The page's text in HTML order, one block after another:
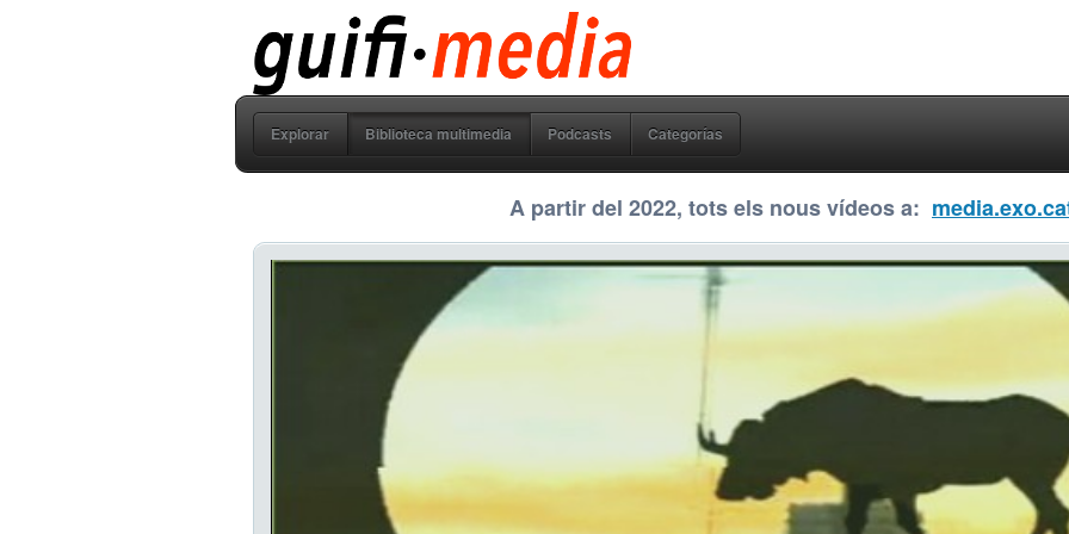
guifi media
Explorar Biblioteca multimedia Podcasts Categorías
A partir del 2022, tots els nous vídeos a: